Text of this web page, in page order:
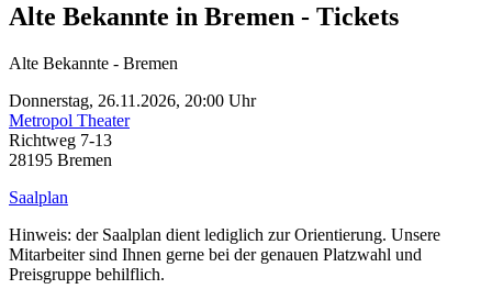
Alte Bekannte in Bremen - Tickets
Alte Bekannte - Bremen
Donnerstag, 26.11.2026, 20:00 Uhr
Metropol Theater
Richtweg 7-13
28195 Bremen
Saalplan
Hinweis: der Saalplan dient lediglich zur Orientierung. Unsere
Mitarbeiter sind Ihnen gerne bei der genauen Platzwahl und
Preisgruppe behilflich.